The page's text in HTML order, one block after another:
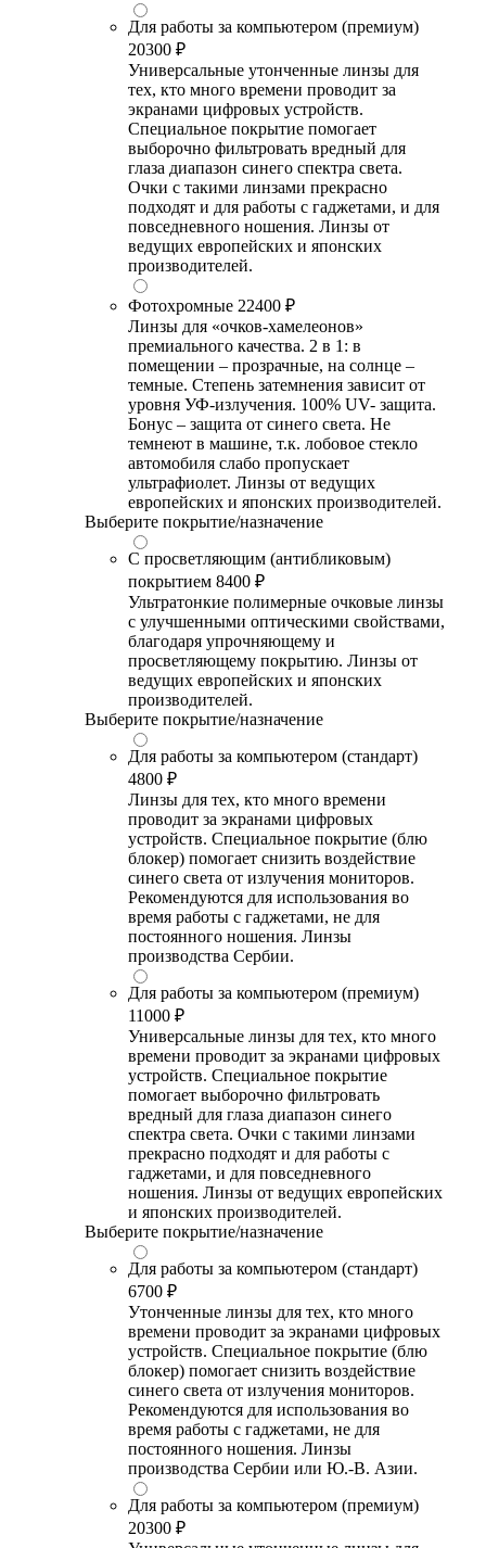
Для работы за компьютером (премиум)
20300 ₽
Универсальные утонченные линзы для
тех, кто много времени проводит за
экранами цифровых устройств.
Специальное покрытие помогает
выборочно фильтровать вредный для
глаза диапазон синего спектра света.
Очки с такими линзами прекрасно
подходят и для работы с гаджетами, и для
повседневного ношения. Линзы от
ведущих европейских и японских
производителей.
Фотохромные 22400 ₽
Линзы для «очков-хамелеонов»
премиального качества. 2 в 1: в
помещении – прозрачные, на солнце –
темные. Степень затемнения зависит от
уровня УФ-излучения. 100% UV- защита.
Бонус – защита от синего света. Не
темнеют в машине, т.к. лобовое стекло
автомобиля слабо пропускает
ультрафиолет. Линзы от ведущих
европейских и японских производителей.
Выберите покрытие/назначение
С просветляющим (антибликовым)
покрытием 8400 ₽
Ультратонкие полимерные очковые линзы
с улучшенными оптическими свойствами,
благодаря упрочняющему и
просветляющему покрытию. Линзы от
ведущих европейских и японских
производителей.
Выберите покрытие/назначение
Для работы за компьютером (стандарт)
4800 ₽
Линзы для тех, кто много времени
проводит за экранами цифровых
устройств. Специальное покрытие (блю
блокер) помогает снизить воздействие
синего света от излучения мониторов.
Рекомендуются для использования во
время работы с гаджетами, не для
постоянного ношения. Линзы
производства Сербии.
Для работы за компьютером (премиум)
11000 ₽
Универсальные линзы для тех, кто много
времени проводит за экранами цифровых
устройств. Специальное покрытие
помогает выборочно фильтровать
вредный для глаза диапазон синего
спектра света. Очки с такими линзами
прекрасно подходят и для работы с
гаджетами, и для повседневного
ношения. Линзы от ведущих европейских
и японских производителей.
Выберите покрытие/назначение
Для работы за компьютером (стандарт)
6700 ₽
Утонченные линзы для тех, кто много
времени проводит за экранами цифровых
устройств. Специальное покрытие (блю
блокер) помогает снизить воздействие
синего света от излучения мониторов.
Рекомендуются для использования во
время работы с гаджетами, не для
постоянного ношения. Линзы
производства Сербии или Ю.-В. Азии.
Для работы за компьютером (премиум)
20300 ₽